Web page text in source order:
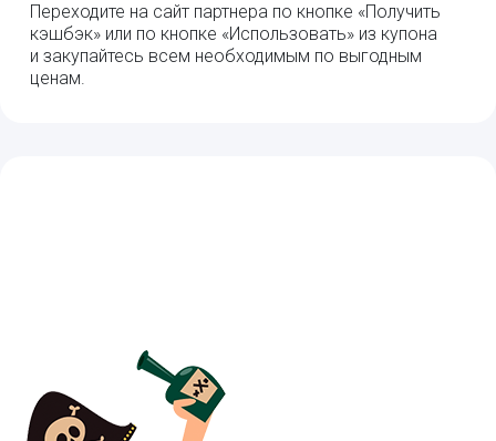
Переходите на сайт партнера по кнопке «Получить
кэшбэк» или по кнопке «Использовать» из купона
и закупайтесь всем необходимым по выгодным
ценам.